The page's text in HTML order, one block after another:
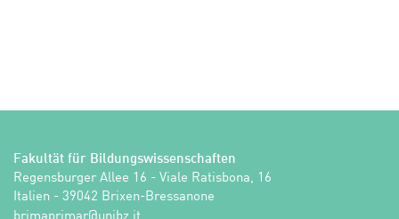
Fakultät für Bildungswissenschaften
Regensburger Allee 16 - Viale Ratisbona, 16
Italien - 39042 Brixen-Bressanone